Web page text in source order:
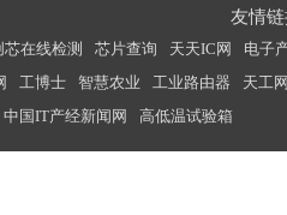
友情
芯在线检测 芯片查询 天天IC网
电子
工博士 智慧农业 工业路由器
天工
中国IT产经新闻网 高低温试验箱